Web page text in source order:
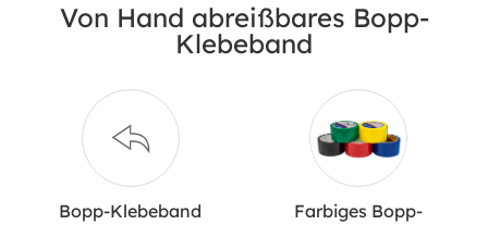
Von Hand abreißbares Bopp-
Klebeband
Bopp-Klebeband
Farbiges Bopp-